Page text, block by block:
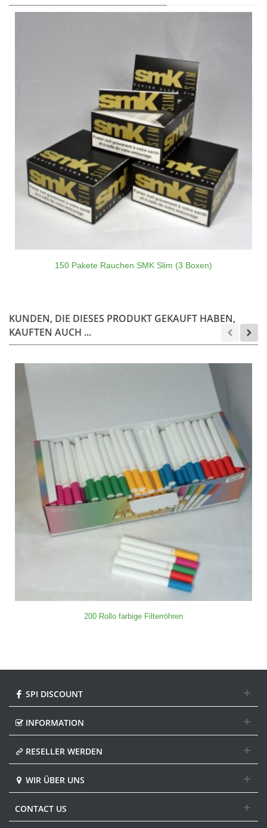
150 Pakete Rauchen SMK Slim (3 Boxen)
KUNDEN, DIE DIESES PRODUKT GEKAUFT HABEN,
KAUFTEN AUCH ...
200 Rollo farbige Filterröhren
SPI DISCOUNT
INFORMATION
RESELLER WERDEN
WIR ÜBER UNS
CONTACT US